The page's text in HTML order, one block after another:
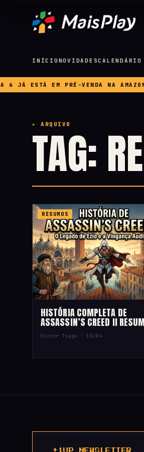
INÍCIO NOVIDADESCALENDÁRIO
EM PRÉ-VENDA NA AMAZON
▸ ARQUIVO
TAG:
RESUMOS
HISTÓRIA COMPLETA DE
ASSASSIN’S CREED II
Victor Tiago ·13/04
+1UP NEWSLETTER